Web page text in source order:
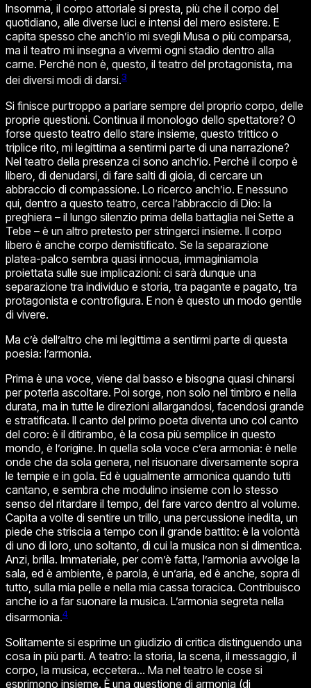
Insomma, il corpo attoriale si presta, più che il corpo del
quotidiano, alle diverse luci e intensi del mero esistere. E
capita spesso che anch’io mi svegli Musa o più comparsa,
ma il teatro mi insegna a vivermi ogni stadio dentro alla
carne. Perché non è, questo, il teatro del protagonista, ma
dei diversi modi di darsi.3
Si finisce purtroppo a parlare sempre del proprio corpo, delle
proprie questioni. Continua il monologo dello spettatore? O
forse questo teatro dello stare insieme, questo trittico o
triplice rito, mi legittima a sentirmi parte di una narrazione?
Nel teatro della presenza ci sono anch’io. Perché il corpo è
libero, di denudarsi, di fare salti di gioia, di cercare un
abbraccio di compassione. Lo ricerco anch’io. E nessuno
qui, dentro a questo teatro, cerca l’abbraccio di Dio: la
preghiera – il lungo silenzio prima della battaglia nei Sette a
Tebe – è un altro pretesto per stringerci insieme. Il corpo
libero è anche corpo demistificato. Se la separazione
platea-palco sembra quasi innocua, immaginiamola
proiettata sulle sue implicazioni: ci sarà dunque una
separazione tra individuo e storia, tra pagante e pagato, tra
protagonista e controfigura. E non è questo un modo gentile
di vivere.
Ma c’è dell’altro che mi legittima a sentirmi parte di questa
poesia: l’armonia.
Prima è una voce, viene dal basso e bisogna quasi chinarsi
per poterla ascoltare. Poi sorge, non solo nel timbro e nella
durata, ma in tutte le direzioni allargandosi, facendosi grande
e stratificata. Il canto del primo poeta diventa uno col canto
del coro: è il ditirambo, è la cosa più semplice in questo
mondo, è l’origine. In quella sola voce c’era armonia: è nelle
onde che da sola genera, nel risuonare diversamente sopra
le tempie e in gola. Ed è ugualmente armonica quando tutti
cantano, e sembra che modulino insieme con lo stesso
senso del ritardare il tempo, del fare varco dentro al volume.
Capita a volte di sentire un trillo, una percussione inedita, un
piede che striscia a tempo con il grande battito: è la volontà
di uno di loro, uno soltanto, di cui la musica non si dimentica.
Anzi, brilla. Immateriale, per com’è fatta, l’armonia avvolge la
sala, ed è ambiente, è parola, è un’aria, ed è anche, sopra di
tutto, sulla mia pelle e nella mia cassa toracica. Contribuisco
anche io a far suonare la musica. L’armonia segreta nella
disarmonia.4
Solitamente si esprime un giudizio di critica distinguendo una
cosa in più parti. A teatro: la storia, la scena, il messaggio, il
corpo, la musica, eccetera… Ma nel teatro le cose si
esprimono insieme. È una questione di armonia (di